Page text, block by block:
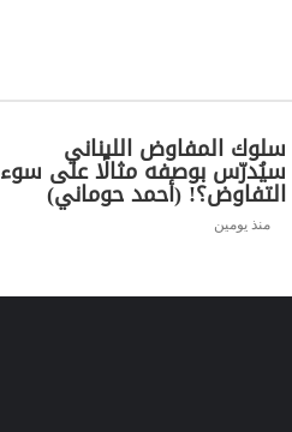
سلوك المفاوض اللبناني
سيُدرّس بوصفه مثالًا على سوء
التفاوض؟! (أحمد حوماني)
منذ يومين